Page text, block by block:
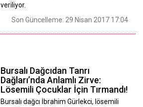
veriliyor.
Son Güncelleme: 29 Nisan 2017 17:04
Bursalı Dağcıdan Tanrı
Dağları’nda Anlamlı Zirve:
Lösemili Çocuklar İçin Tırmandı!
Bursalı dağcı İbrahim Gürlekci, lösemili